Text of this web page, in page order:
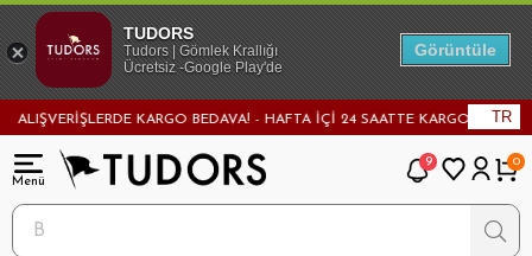
KARGO BEDAVA! - HAFTA İÇİ 24 SAATTE KARGODA! - TR
9 0
TUDORS
Tudors | Gömlek Krallığı
Ücretsiz -Google Play'de
Görüntüle